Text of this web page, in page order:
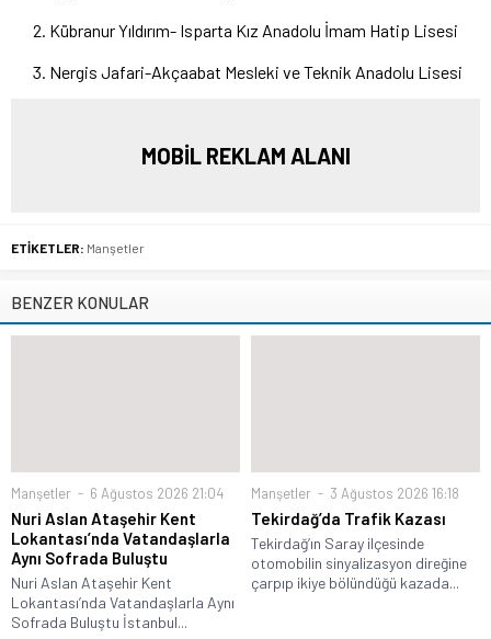
Kübranur Yıldırım- Isparta Kız Anadolu İmam Hatip Lisesi
Nergis Jafari-Akçaabat Mesleki ve Teknik Anadolu Lisesi
MOBİL REKLAM ALANI
ETİKETLER: Manşetler
BENZER KONULAR
Manşetler 6 Ağustos 2026 21:04
Nuri Aslan Ataşehir Kent
Lokantası’nda Vatandaşlarla
Aynı Sofrada Buluştu
Nuri Aslan Ataşehir Kent
Lokantası’nda Vatandaşlarla Aynı
Sofrada Buluştu İstanbul...
Manşetler 3 Ağustos 2026 16:18
Tekirdağ’da Trafik Kazası
Tekirdağ’ın Saray ilçesinde
otomobilin sinyalizasyon direğine
çarpıp ikiye bölündüğü kazada...